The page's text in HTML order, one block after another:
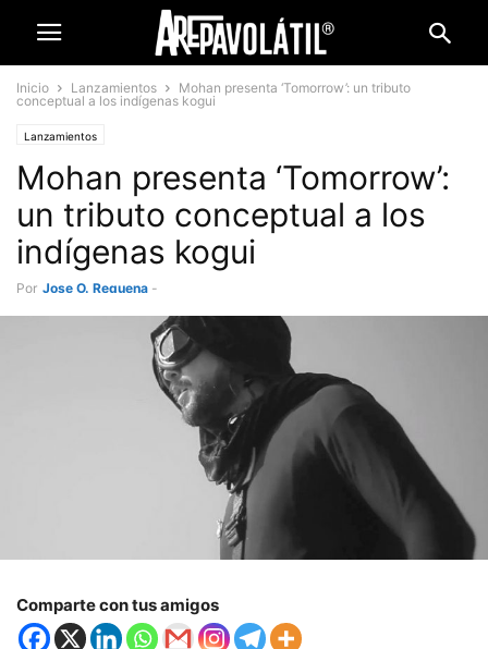
Inicio Lanzamientos
Mohan presenta ‘Tomorrow’: un tributo
conceptual a los indígenas kogui
Lanzamientos
Mohan presenta ‘Tomorrow’:
un tributo conceptual a los
indígenas kogui
Por Jose O. Requena -
Comparte con tus amigos